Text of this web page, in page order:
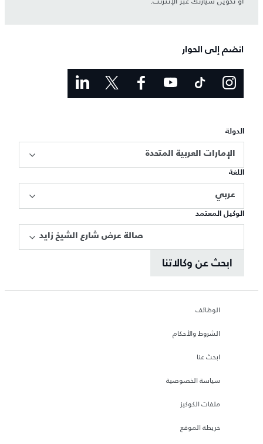
انضم إلى الحوار
الدولة
الإمارات العربية المتحدة
اللغة
عربي
الوكيل المعتمد
صالة عرض شارع الشيخ زايد
ابحث عن وكالاتنا
الوظائف
الشروط والأحكام
ابحث عنا
سياسة الخصوصية
ملفات الكوكيز
خريطة الموقع